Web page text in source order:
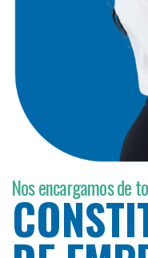
Nos encargamos de